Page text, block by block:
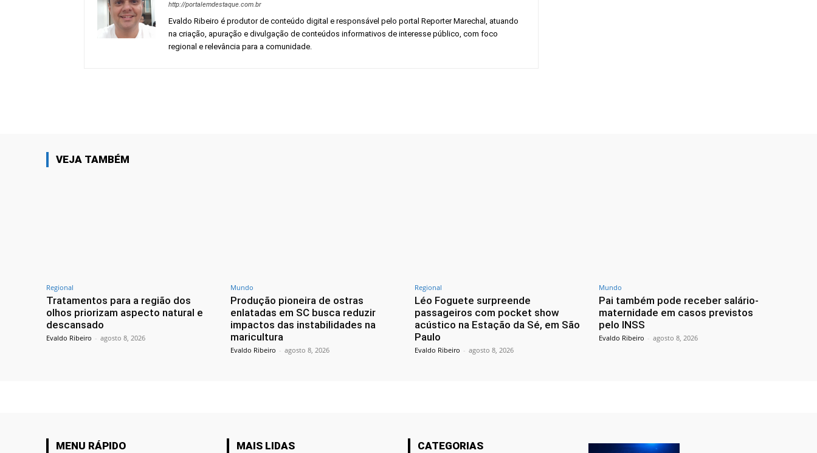
http://portalemdestaque.com.br
Evaldo Ribeiro é produtor de conteúdo digital e responsável pelo portal Reporter Marechal, atuando
na criação, apuração e divulgação de conteúdos informativos de interesse público, com foco
regional e relevância para a comunidade.
VEJA TAMBÉM
Regional
Tratamentos para a região dos
olhos priorizam aspecto natural e
descansado
Evaldo Ribeiro - agosto 8, 2026
Mundo
Produção pioneira de ostras
enlatadas em SC busca reduzir
impactos das instabilidades na
maricultura
Evaldo Ribeiro - agosto 8, 2026
Regional
Léo Foguete surpreende
passageiros com pocket show
acústico na Estação da Sé, em São
Paulo
Evaldo Ribeiro - agosto 8, 2026
Mundo
Pai também pode receber salário-
maternidade em casos previstos
pelo INSS
Evaldo Ribeiro - agosto 8, 2026
MENU RÁPIDO MAIS LIDAS CATEGORIAS